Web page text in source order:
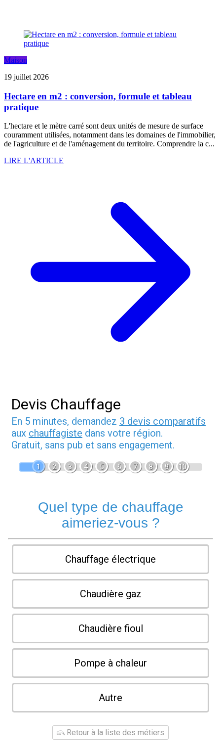
Maison
19 juillet 2026
Hectare en m2 : conversion, formule et tableau
pratique
L'hectare et le mètre carré sont deux unités de mesure de surface
couramment utilisées, notamment dans les domaines de l'immobilier,
de l'agriculture et de l'aménagement du territoire. Comprendre la c...
LIRE L'ARTICLE
Devis Chauffage
En 5 minutes, demandez 3 devis comparatifs
aux chauffagiste dans votre région.
Gratuit, sans pub et sans engagement.
1 2 3 4 5 6 7 8 9 10
Quel type de chauffage
aimeriez-vous ?
Chauffage électrique
Chaudière gaz
Chaudière fioul
Pompe à chaleur
Autre
Retour à la liste des métiers